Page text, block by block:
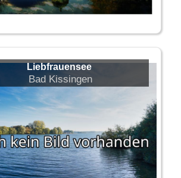
Liebfrauensee
Bad Kissingen